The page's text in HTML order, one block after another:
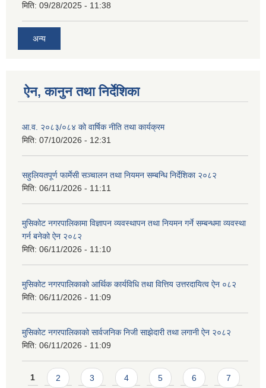
मिति: 09/28/2025 - 11:38
अन्य
ऐन, कानुन तथा निर्देशिका
आ.व. २०८३/०८४ को वार्षिक नीति तथा कार्यक्रम
मिति: 07/10/2026 - 12:31
सहुलियतपूर्ण फार्मेसी सञ्चालन तथा नियमन सम्बन्धि निर्देशिका २०८२
मिति: 06/11/2026 - 11:11
मुसिकोट नगरपालिकामा विज्ञापन व्यवस्थापन तथा नियमन गर्ने सम्बन्धमा व्यवस्था
गर्न बनेको ऐन २०८२
मिति: 06/11/2026 - 11:10
मुसिकोट नगरपालिकाको आर्थिक कार्यविधि तथा वित्तिय उत्तरदायित्व ऐन ०८२
मिति: 06/11/2026 - 11:09
मुसिकोट नगरपालिकाको सार्वजनिक निजी साझेदारी तथा लगानी ऐन २०८२
मिति: 06/11/2026 - 11:09
Pages
1 2 3 4 5 6 7